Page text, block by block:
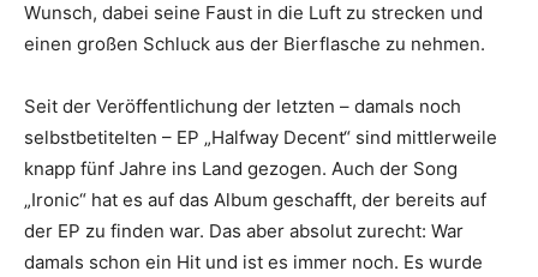
Wunsch, dabei seine Faust in die Luft zu strecken und
einen großen Schluck aus der Bierflasche zu nehmen.
Seit der Veröffentlichung der letzten – damals noch
selbstbetitelten – EP „Halfway Decent“ sind mittlerweile
knapp fünf Jahre ins Land gezogen. Auch der Song
„Ironic“ hat es auf das Album geschafft, der bereits auf
der EP zu finden war. Das aber absolut zurecht: War
damals schon ein Hit und ist es immer noch. Es wurde